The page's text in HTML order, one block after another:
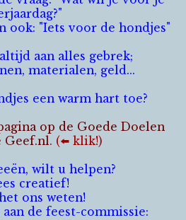
ook: "Iets voor de hondjes"
aan alles gebrek;
materialen, geld...
een warm hart toe?
op de Goede Doelen
Geef.nl. (⬅️ klik!)
wilt u helpen?
creatief!
ons weten!
de feest-commissie: